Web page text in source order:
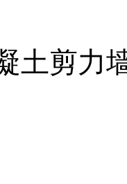
土剪力